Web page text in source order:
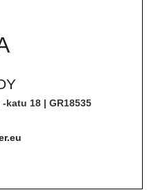
18 | GR18535